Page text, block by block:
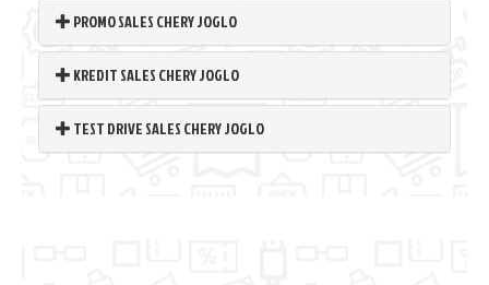
PROMO SALES CHERY JOGLO
KREDIT SALES CHERY JOGLO
TEST DRIVE SALES CHERY JOGLO